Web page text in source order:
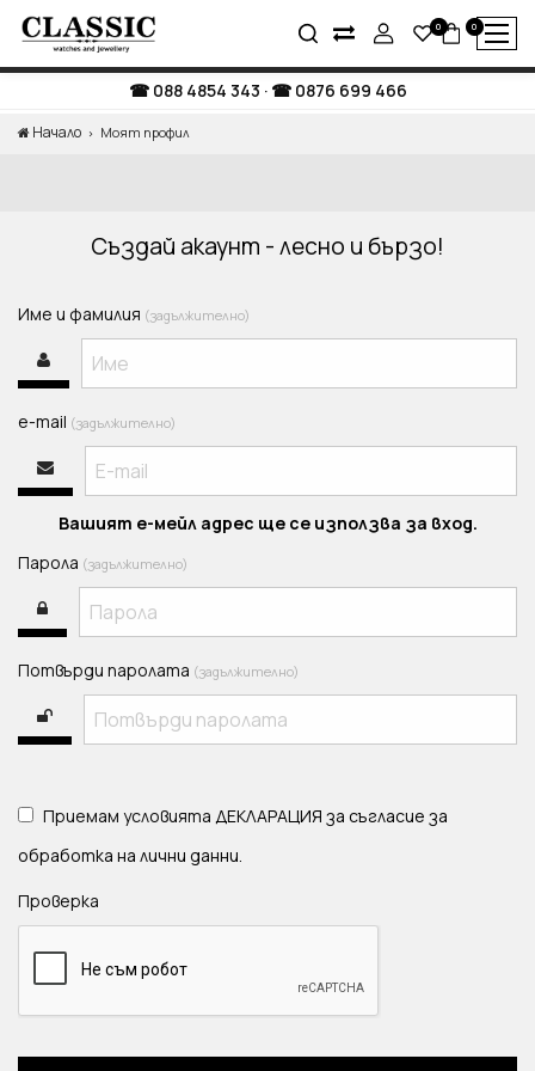
0 0
088 4854 343 · 0876 699 466
Начало Моят профил
Създай акаунт - лесно и бързо!
Име и фамилия (задължително)
e-mail (задължително)
Вашият е-мейл адрес ще се използва за вход.
Парола (задължително)
Потвърди паролата (задължително)
Приемам условията ДЕКЛАРАЦИЯ за съгласие за
обработка на лични данни.
Проверка